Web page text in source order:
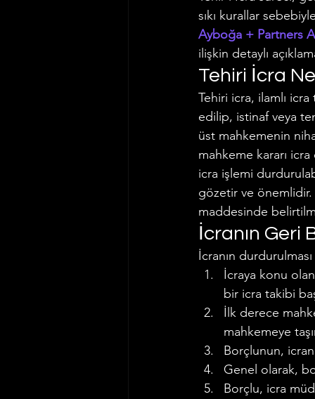
İş ve Sosyal Güvenlik Hukuku
Vergi Hukuku Trafik
sıkı kurallar
Ayboğa + Partners
ilişkin detaylı
Tehiri İcra
Tehiri icra, ilamlı
edilip, istinaf veya
üst mahkemenin
mahkeme kararı
icra işlemi
gözetir ve önemlidir.
maddesinde
İcranın Geri
İcranın
İcraya konu
bir icra takibi
İlk derece
mahkemeye
Borçlunun,
Genel olarak,
Borçlu, icra